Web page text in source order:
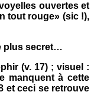
ouvertes et
tout rouge» (sic !),
plus secret…
(v. 17) ; visuel :
manquent à cette
et ceci se retrouve